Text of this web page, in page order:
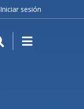
Iniciar sesión